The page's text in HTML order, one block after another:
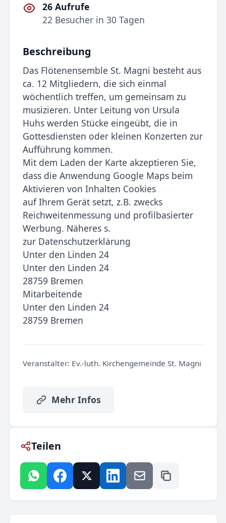
26 Aufrufe
22 Besucher in 30 Tagen
Beschreibung
Das Flötenensemble St. Magni besteht aus
ca. 12 Mitgliedern, die sich einmal
wöchentlich treffen, um gemeinsam zu
musizieren. Unter Leitung von Ursula
Huhs werden Stücke eingeübt, die in
Gottesdiensten oder kleinen Konzerten zur
Aufführung kommen.
Mit dem Laden der Karte akzeptieren Sie,
dass die Anwendung Google Maps beim
Aktivieren von Inhalten Cookies
auf Ihrem Gerät setzt, z.B. zwecks
Reichweitenmessung und profilbasierter
Werbung. Näheres s.
zur Datenschutzerklärung
Unter den Linden 24
Unter den Linden 24
28759 Bremen
Mitarbeitende
Unter den Linden 24
28759 Bremen
Veranstalter: Ev.-luth. Kirchengemeinde St. Magni
Mehr Infos
Teilen